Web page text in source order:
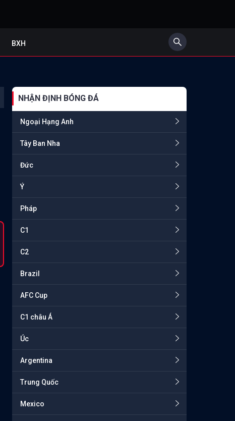
BXH
NHẬN ĐỊNH BÓNG ĐÁ
Ngoại Hạng Anh
Tây Ban Nha
Đức
Ý
Pháp
C1
C2
Brazil
AFC Cup
C1 châu Á
Úc
Argentina
Trung Quốc
Mexico